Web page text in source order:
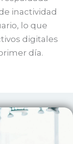
inactividad
lo que
digitales
día.